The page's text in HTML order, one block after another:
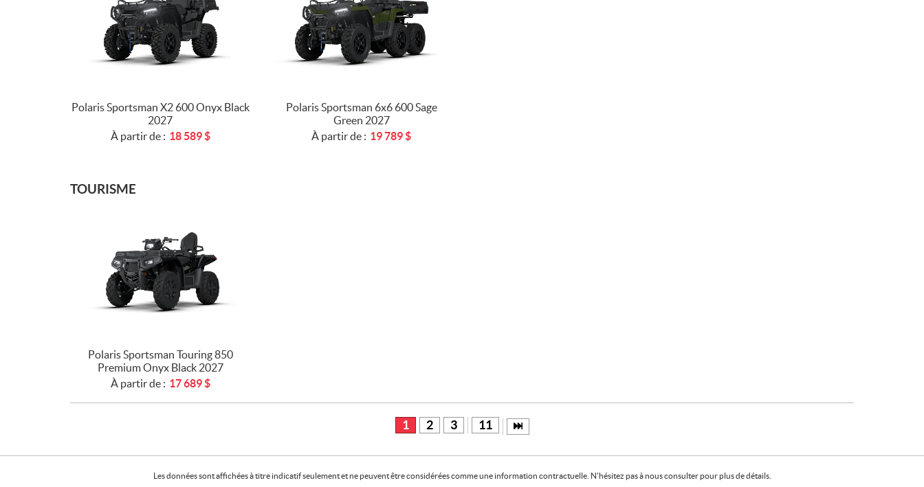
Polaris Sportsman X2 600 Onyx Black
2027
À partir de : 18 589$
Polaris Sportsman 6x6 600 Sage
Green 2027
À partir de : 19 789$
TOURISME
Polaris Sportsman Touring 850
Premium Onyx Black 2027
À partir de : 17 689$
1 2 3 11
Les données sont affichées à titre indicatif seulement et ne peuvent être considérées comme une information contractuelle. N'hésitez pas à nous consulter pour plus de détails.